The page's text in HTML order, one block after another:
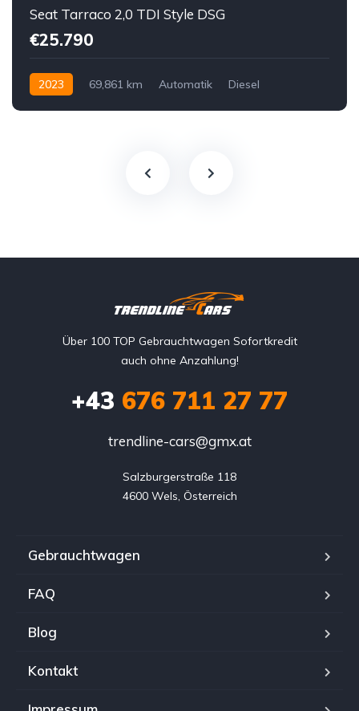
Seat Tarraco 2,0 TDI Style DSG
€25.790
2023 69,861 km Automatik
Diesel
Über 100 TOP Gebrauchtwagen Sofortkredit
auch ohne Anzahlung!
+43 676 711 27 77
trendline-cars@gmx.at
Salzburgerstraße 118
4600 Wels, Österreich
Gebrauchtwagen
FAQ
Blog
Kontakt